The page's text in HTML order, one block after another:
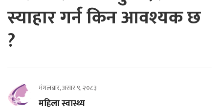
स्याहार गर्न किन आवश्यक छ
?
मंगलबार, असार ९, २०८३
महिला स्वास्थ्य